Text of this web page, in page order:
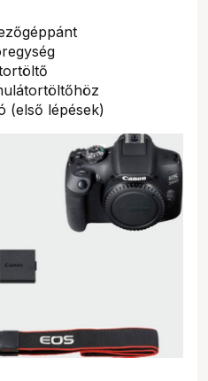
(első lépések)